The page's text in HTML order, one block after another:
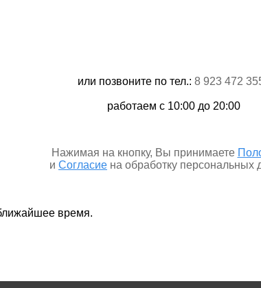
или позвоните по тел.: 8 923 472
работаем c 10:00 до 20:00
Нажимая на кнопку, Вы принимаете
и Согласие на обработку персональных
время.